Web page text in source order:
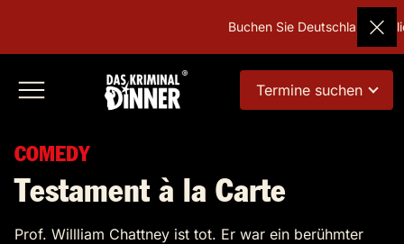
Buchen Sie Deutschlands
Termine suchen
COMEDY
Testament à la Carte
Prof. Willliam Chattney ist tot. Er war ein berühmter